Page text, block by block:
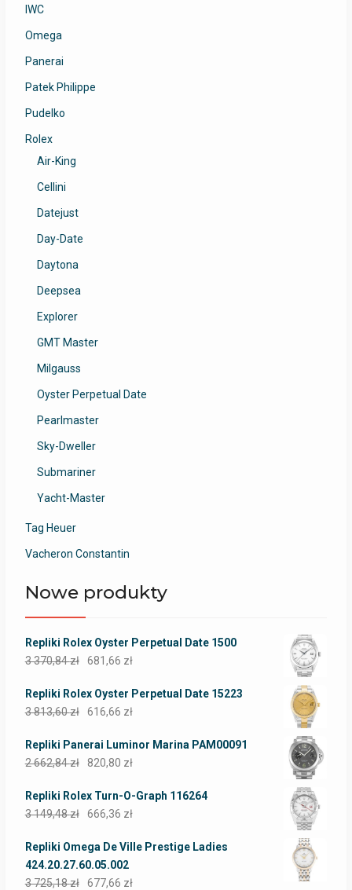
IWC
Omega
Panerai
Patek Philippe
Pudelko
Rolex
Air-King
Cellini
Datejust
Day-Date
Daytona
Deepsea
Explorer
GMT Master
Milgauss
Oyster Perpetual Date
Pearlmaster
Sky-Dweller
Submariner
Yacht-Master
Tag Heuer
Vacheron Constantin
Nowe produkty
Repliki Rolex Oyster Perpetual Date 1500
3 370,84zł 681,66 zł
Repliki Rolex Oyster Perpetual Date 15223
3 813,60zł 616,66 zł
Repliki Panerai Luminor Marina PAM00091
2 662,84zł 820,80 zł
Repliki Rolex Turn-O-Graph 116264
3 149,48zł 666,36 zł
Repliki Omega De Ville Prestige Ladies
424.20.27.60.05.002
3 725,18zł 677,66 zł